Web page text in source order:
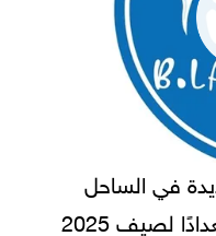
7 فروع جديدة في الساحل
لصيف 2025